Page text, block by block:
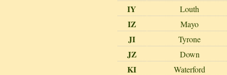
IY Louth
IZ Mayo
JI Tyrone
JZ Down
KI Waterford